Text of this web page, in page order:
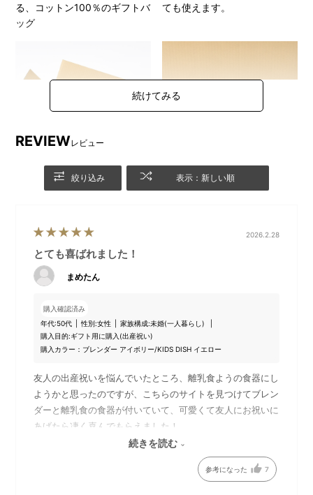
る、コットン100％のギフトバ
ッグ
ても使えます。
には、箱内にメッセージボー
ドがセットされています。
込み部分には、ギフトカード
DETAIL商品詳細
REVIEWレビュー
絞り込み 表示：新しい順
2026.2.28
とても喜ばれました！
まめたん
購入確認済み
年代:50代 性別:女性 家族構成:未婚(一人暮らし)
購入目的:ギフト用に購入(出産祝い)
購入カラー：ブレンダー アイボリー/KIDS DISH イエロー
友人の出産祝いを悩んでいたところ、離乳食ようの食器にし
ようかと思ったのですが、こちらのサイトを見つけてブレン
ダーと離乳食の食器が付いていて、可愛くて友人にお祝いに
あげたら凄く喜んでもらえました！
最初はおくるみが良いかな？って思ったら、もう10枚貰った
って言われて、ブレンダー持ってる？って聞いたら持ってな
いとの返信、速攻で買いました！本当に買って正解！
続きを読む
参考になった 7